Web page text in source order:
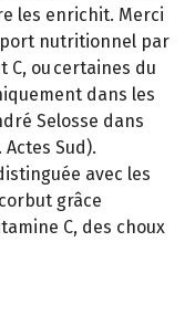
les enrichit. Merci
nutritionnel par
C, ou certaines du
dans les
Selosse dans
Sud).
avec les
grâce
C, des choux